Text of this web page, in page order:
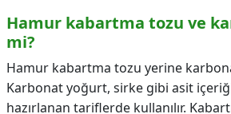
Hamur kabartma tozu ve
mi?
Hamur kabartma tozu yerine
Karbonat yoğurt, sirke gibi asit
hazırlanan tariflerde kullanılır.